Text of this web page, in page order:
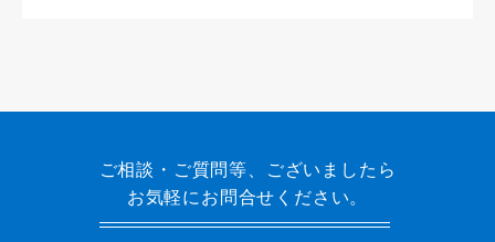
ご相談・ご質問等、ございましたら
お気軽にお問合せください。